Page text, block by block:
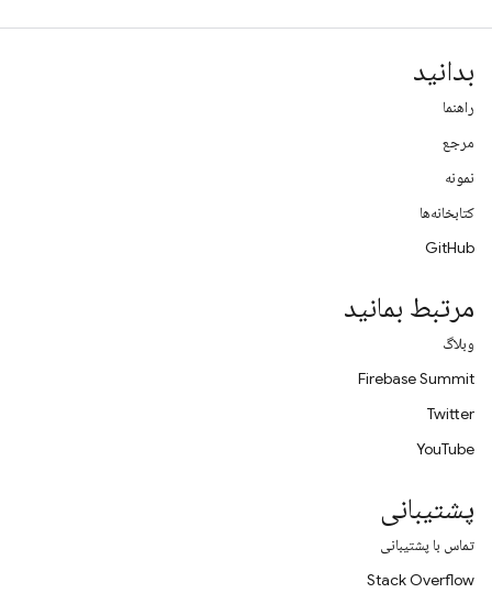
بدانید
راهنما
مرجع
نمونه
کتابخانه‌ها
GitHub
مرتبط بمانید
وبلاگ
Firebase Summit
Twitter
YouTube
پشتیبانی
تماس با پشتیبانی
Stack Overflow